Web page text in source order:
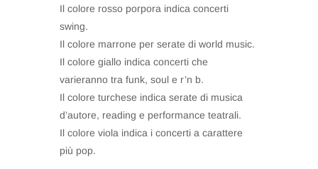
Il colore rosso porpora indica concerti
swing.
Il colore marrone per serate di world music.
Il colore giallo indica concerti che
varieranno tra funk, soul e r’n b.
Il colore turchese indica serate di musica
d’autore, reading e performance teatrali.
Il colore viola indica i concerti a carattere
più pop.